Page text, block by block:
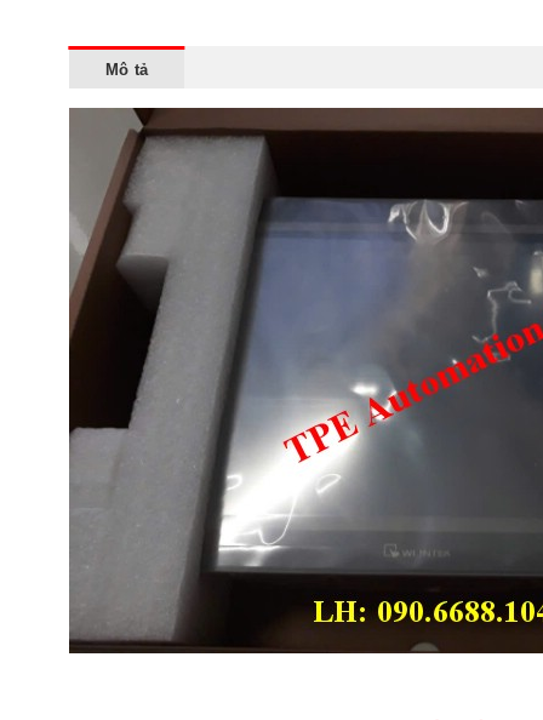
Mô tả